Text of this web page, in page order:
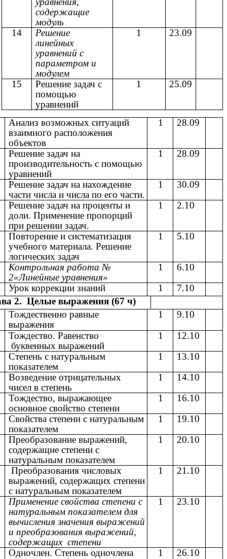
содержащие
модуль
14
Решение
линейных
уравнений с
параметром и
модулем
1 23.09
15
Решение задач с
помощью
уравнений
1 25.09
Анализ возможных ситуаций
взаимного расположения
объектов
1 28.09
Решение задач на
производительность с помощью
уравнений
1 28.09
Решение задач на нахождение
части числа и числа по его части.
1
30.09
Решение задач на проценты и
доли. Применение пропорций
при решении задач.
1 2.10
Повторение и систематизация
учебного материала. Решение
логических задач
1 5.10
Контрольная работа №
2«Линейные уравнения»
1
6.10
Урок коррекции знаний 1
7.10
2. Целые выражения (67 ч)
Тождественно равные
выражения
1
9.10
Тождество. Равенство
буквенных выражений
1
12.10
Степень с натуральным
показателем
1
13.10
Возведение отрицательных
чисел в степень
1
14.10
Тождество, выражающее
основное свойство степени
1
16.10
Свойства степени с натуральным
показателем
1
19.10
Преобразование выражений,
содержащие степени с
натуральным показателем
1 20.10
Преобразования числовых
выражений, содержащих степени
с натуральным показателем
1 21.10
Применение свойства степени с
натуральным показателем для
вычисления значения выражений
и преобразования выражений,
содержащих степени
1 23.10
Одночлен. Степень одночлена 1
26.10